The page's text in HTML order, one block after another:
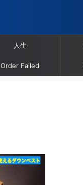
人生
Order Failed